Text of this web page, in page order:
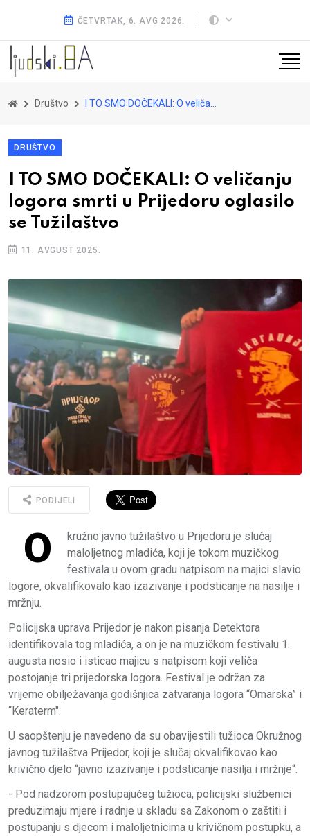
ČETVRTAK, 6. AVG 2026.
Društvo I TO SMO DOČEKALI: O veličanju logora smrti u Prijedoru oglasilo se Tužilaštvo
DRUŠTVO
I TO SMO DOČEKALI: O veličanju
logora smrti u Prijedoru oglasilo
se Tužilaštvo
11. AVGUST 2025.
PODIJELI
O
kružno javno tužilaštvo u Prijedoru je slučaj
maloljetnog mladića, koji je tokom muzičkog
festivala u ovom gradu natpisom na majici slavio
logore, okvalifikovalo kao izazivanje i podsticanje na nasilje i
mržnju.
Policijska uprava Prijedor je nakon pisanja Detektora
identifikovala tog mladića, a on je na muzičkom festivalu 1.
augusta nosio i isticao majicu s natpisom koji veliča
postojanje tri prijedorska logora. Festival je održan za
vrijeme obilježavanja godišnjica zatvaranja logora “Omarska” i
“Keraterm".
U saopštenju je navedeno da su obavijestili tužioca Okružnog
javnog tužilaštva Prijedor, koji je slučaj okvalifikovao kao
krivično djelo “javno izazivanje i podsticanje nasilja i mržnje“.
- Pod nadzorom postupajućeg tužioca, policijski službenici
preduzimaju mjere i radnje u skladu sa Zakonom o zaštiti i
postupanju s djecom i maloljetnicima u krivičnom postupku, a